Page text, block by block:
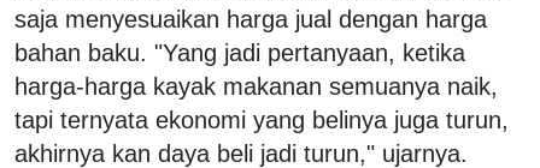
saja menyesuaikan harga jual dengan harga
bahan baku. "Yang jadi pertanyaan, ketika
harga-harga kayak makanan semuanya naik,
tapi ternyata ekonomi yang belinya juga turun,
akhirnya kan daya beli jadi turun," ujarnya.